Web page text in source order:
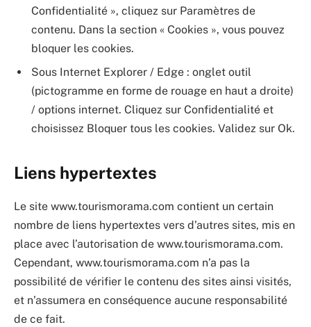
Confidentialité », cliquez sur Paramètres de
contenu. Dans la section « Cookies », vous pouvez
bloquer les cookies.
Sous Internet Explorer / Edge : onglet outil
(pictogramme en forme de rouage en haut a droite)
/ options internet. Cliquez sur Confidentialité et
choisissez Bloquer tous les cookies. Validez sur Ok.
Liens hypertextes
Le site www.tourismorama.com contient un certain
nombre de liens hypertextes vers d’autres sites, mis en
place avec l’autorisation de www.tourismorama.com.
Cependant, www.tourismorama.com n’a pas la
possibilité de vérifier le contenu des sites ainsi visités,
et n’assumera en conséquence aucune responsabilité
de ce fait.